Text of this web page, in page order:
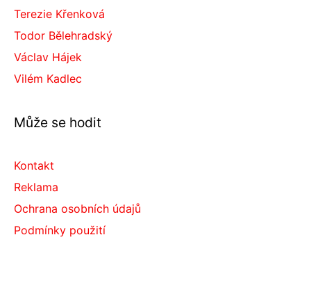
Terezie Křenková
Todor Bělehradský
Václav Hájek
Vilém Kadlec
Může se hodit
Kontakt
Reklama
Ochrana osobních údajů
Podmínky použití